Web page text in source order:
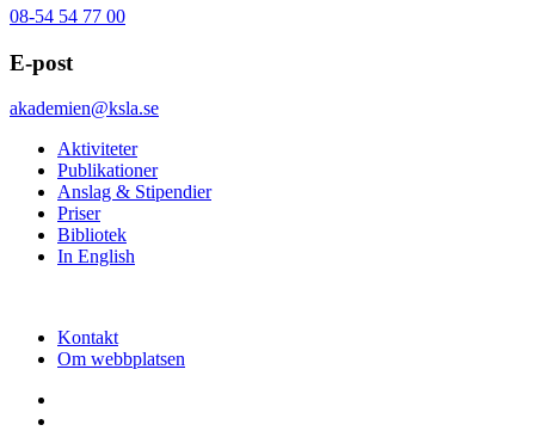
08-54 54 77 00
E-post
akademien@ksla.se
Aktiviteter
Publikationer
Anslag & Stipendier
Priser
Bibliotek
In English
Kontakt
Om webbplatsen